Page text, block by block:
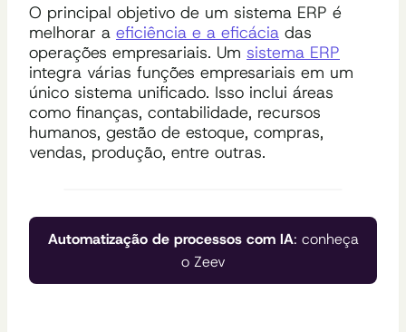
O principal objetivo de um sistema ERP é
melhorar a eficiência e a eficácia das
operações empresariais. Um sistema ERP
integra várias funções empresariais em um
único sistema unificado. Isso inclui áreas
como finanças, contabilidade, recursos
humanos, gestão de estoque, compras,
vendas, produção, entre outras.
Automatização de processos com IA: conheça
o Zeev